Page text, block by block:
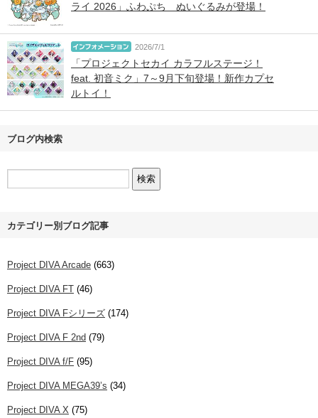
ライ 2026」ふわぷち ぬいぐるみが登場！
2026/7/1
「プロジェクトセカイ カラフルステージ！
feat. 初音ミク」7～9月下旬登場！新作カプセ
ルトイ！
ブログ内検索
カテゴリー別ブログ記事
Project DIVA Arcade (663)
Project DIVA FT (46)
Project DIVA Fシリーズ (174)
Project DIVA F 2nd (79)
Project DIVA f/F (95)
Project DIVA MEGA39’s (34)
Project DIVA X (75)